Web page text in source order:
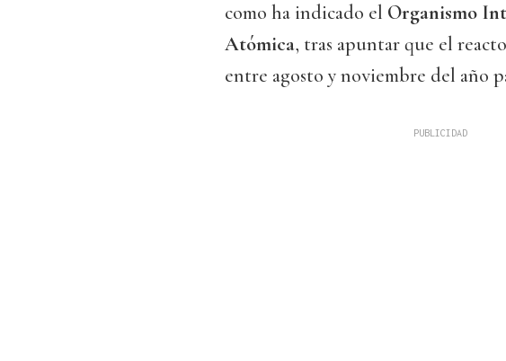
como ha indicado el Organismo
Atómica, tras apuntar que el
entre agosto y noviembre del año